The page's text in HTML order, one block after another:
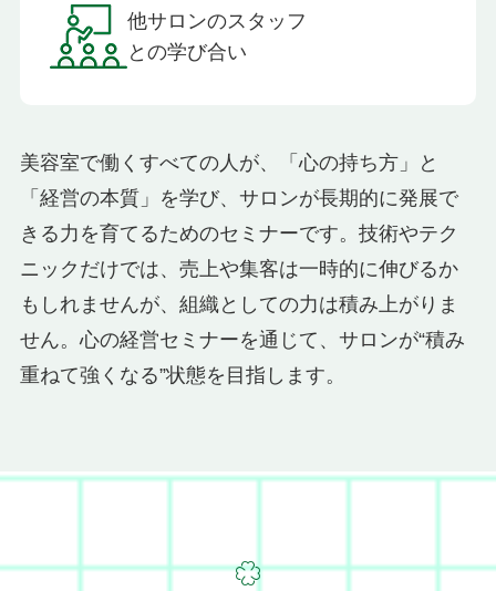
他サロンのスタッフ
との学び合い
美容室で働くすべての人が、「心の持ち方」と
「経営の本質」を学び、サロンが長期的に発展で
きる力を育てるためのセミナーです。技術やテク
ニックだけでは、売上や集客は一時的に伸びるか
もしれませんが、組織としての力は積み上がりま
せん。心の経営セミナーを通じて、サロンが“積み
重ねて強くなる”状態を目指します。